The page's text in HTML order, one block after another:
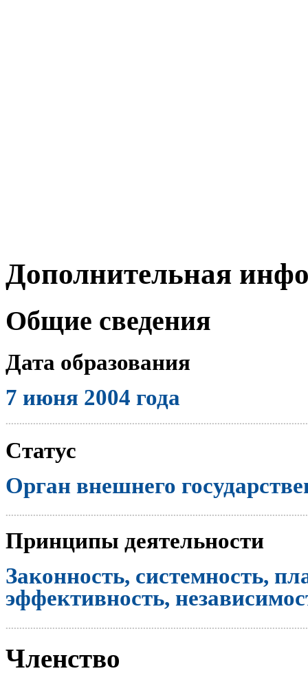
Дополнительная
Общие сведения
Дата образования
7 июня 2004 года
Статус
Орган внешнего
Принципы деятельности
Законность, системность,
эффективность,
Членство